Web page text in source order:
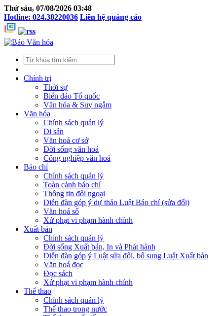
Thứ sáu, 07/08/2026 03:48
Hotline: 024.38220036 Liên hệ quảng cáo
Chính trị
Thời sự
Biển đảo Tổ quốc
Văn hóa & Suy ngẫm
Văn hóa
Chính sách quản lý
Di sản
Văn hoá cơ sở
Đời sống văn hoá
Công nghiệp văn hoá
Báo chí
Chính sách quản lý
Toàn cảnh báo chí
Thông tin đối ngoại
Diễn đàn góp ý dự thảo Luật Báo chí (sửa đổi)
Văn hoá số
Xử phạt vi phạm hành chính
Xuất bản
Chính sách quản lý
Đời sống Xuất bản, In và Phát hành
Diễn đàn góp ý Luật sửa đổi, bổ sung Luật Xuất bản
Văn hoá đọc
Đọc sách
Xử phạt vi phạm hành chính
Thể thao
Chính sách quản lý
Thể thao trong nước